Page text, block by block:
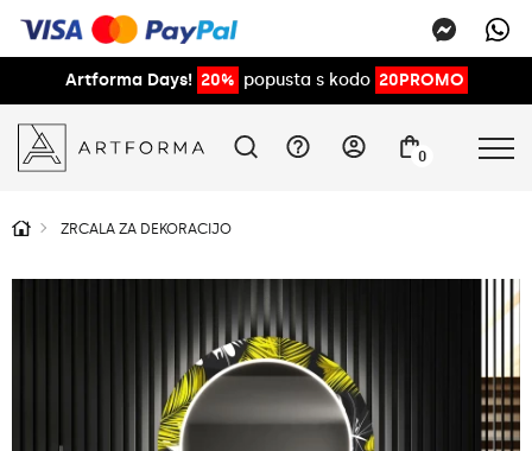
Artforma Days! 20% popusta s kodo 20PROMO
0
ZRCALA ZA DEKORACIJO